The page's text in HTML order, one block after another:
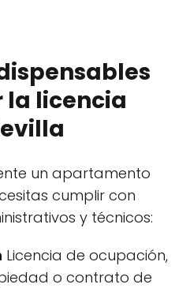
la licencia
un apartamento
cumplir con
y técnicos:
Licencia de ocupación,
o contrato de